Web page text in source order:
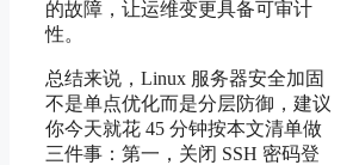
的故障，让运维变更具备可审计
性。
总结来说，Linux 服务器安全加固
不是单点优化而是分层防御，建议
你今天就花 45 分钟按本文清单做
三件事：第一，关闭 SSH 密码登